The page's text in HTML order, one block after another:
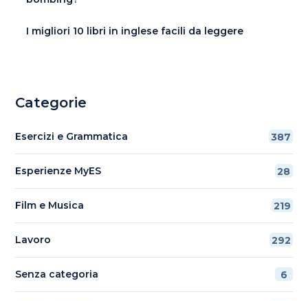
I migliori 10 libri in inglese facili da leggere
Categorie
Esercizi e Grammatica 387
Esperienze MyES 28
Film e Musica 219
Lavoro 292
Senza categoria 6